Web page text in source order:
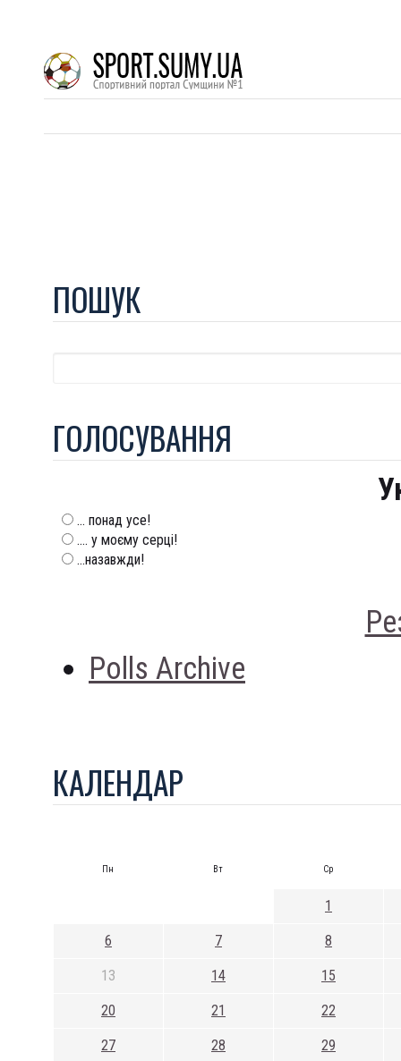
ПОШУК
ГОЛОСУВАННЯ
... понад усе!
.... у моєму серці!
...назавжди!
Polls Archive
КАЛЕНДАР
Пн Вт Ср
1
6 7 8
13 14 15
20 21 22
27 28 29